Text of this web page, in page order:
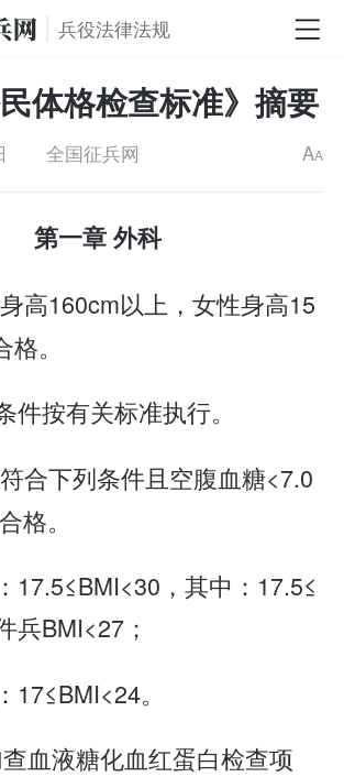
兵役法律法规
民体格检查标准》摘要
全国征兵网 AA
第一章 外科
高160cm以上，女性身高15
。
件按有关标准执行。
合下列条件且空腹血糖<7.0
格。
17.5≤BMI<30，其中：17.5≤
兵BMI<27；
17≤BMI<24。
血液糖化血红蛋白检查项